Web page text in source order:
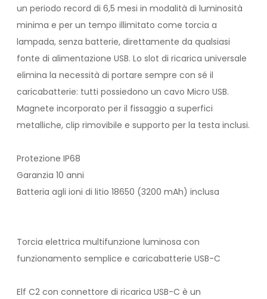
un periodo record di 6,5 mesi in modalità di luminosità
minima e per un tempo illimitato come torcia a
lampada, senza batterie, direttamente da qualsiasi
fonte di alimentazione USB. Lo slot di ricarica universale
elimina la necessità di portare sempre con sé il
caricabatterie: tutti possiedono un cavo Micro USB.
Magnete incorporato per il fissaggio a superfici
metalliche, clip rimovibile e supporto per la testa inclusi.
Protezione IP68
Garanzia 10 anni
Batteria agli ioni di litio 18650 (3200 mAh) inclusa
Torcia elettrica multifunzione luminosa con
funzionamento semplice e caricabatterie USB-C
Elf C2 con connettore di ricarica USB-C è un